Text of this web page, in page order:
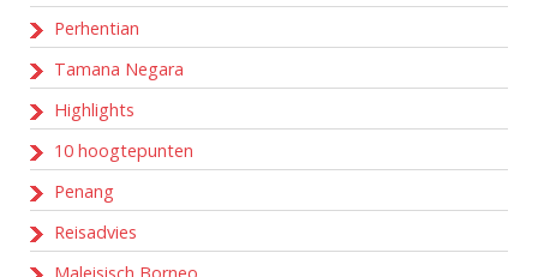
Perhentian
Tamana Negara
Highlights
10 hoogtepunten
Penang
Reisadvies